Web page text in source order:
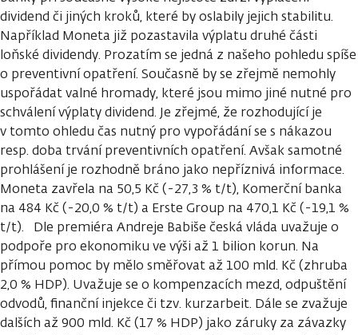
dividend či jiných kroků, které by oslabily jejich stabilitu.
Například Moneta již pozastavila výplatu druhé části
loňské dividendy. Prozatím se jedná z našeho pohledu spíše
o preventivní opatření. Současně by se zřejmě nemohly
uspořádat valné hromady, které jsou mimo jiné nutné pro
schválení výplaty dividend. Je zřejmé, že rozhodující je
v tomto ohledu čas nutný pro vypořádání se s nákazou
resp. doba trvání preventivních opatření. Avšak samotné
prohlášení je rozhodně bráno jako nepříznivá informace.
Moneta zavřela na 50,5 Kč (-27,3 % t/t), Komerční banka
na 484 Kč (-20,0 % t/t) a Erste Group na 470,1 Kč (-19,1 %
t/t). Dle premiéra Andreje Babiše česká vláda uvažuje o
podpoře pro ekonomiku ve výši až 1 bilion korun. Na
přímou pomoc by mělo směřovat až 100 mld. Kč (zhruba
2,0 % HDP). Uvažuje se o kompenzacích mezd, odpuštění
odvodů, finanční injekce či tzv. kurzarbeit. Dále se zvažuje
dalších až 900 mld. Kč (17 % HDP) jako záruky za závazky